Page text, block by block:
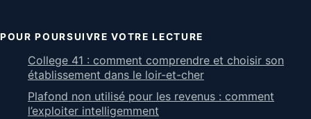
POUR POURSUIVRE VOTRE LECTURE
College 41 : comment comprendre et choisir son
établissement dans le loir-et-cher
Plafond non utilisé pour les revenus : comment
l’exploiter intelligemment